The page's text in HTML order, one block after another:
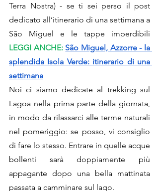
Terra Nostra) - se ti sei perso il post
dedicato all’itinerario di una settimana a
LEGGI ANCHE: São Miguel, Azzorre - la
splendida Isola Verde: itinerario di una
settimana
Noi ci siamo dedicate al trekking sul
Lagoa nella prima parte della giornata,
in modo da rilassarci alle terme naturali
nel pomeriggio: se posso, vi consiglio
di fare lo stesso. Entrare in quelle acque
bollenti sarà doppiamente più
appagante dopo una bella mattinata
passata a camminare sul lago.